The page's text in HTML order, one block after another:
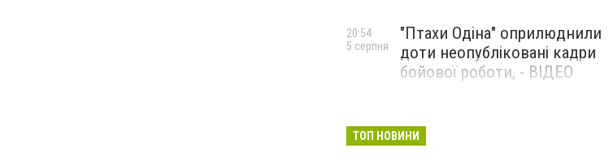
"Птахи Одіна" оприлюднили
доти неопубліковані кадри
бойової роботи, - ВІДЕО
20:54
5 серпня
Бєдняков зіграє тата
5 серпня
ТОП НОВИНИ